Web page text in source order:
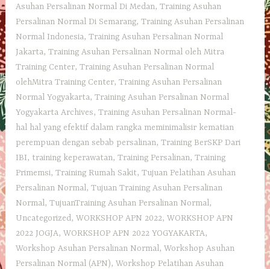
Asuhan Persalinan Normal Di Medan,Training Asuhan
Persalinan Normal Di Semarang,Training Asuhan Persalinan
Normal Indonesia,Training Asuhan Persalinan Normal
Jakarta,Training Asuhan Persalinan Normal oleh Mitra
Training Center,Training Asuhan Persalinan Normal
olehMitra Training Center,Training Asuhan Persalinan
Normal Yogyakarta,Training Asuhan Persalinan Normal
Yogyakarta Archives,Training Asuhan Persalinan Normal-
hal hal yang efektif dalam rangka meminimalisir kematian
perempuan dengan sebab persalinan,Training BerSKP Dari
IBI, training keperawatan,Training Persalinan,Training
Primemsi,Training Rumah Sakit,Tujuan Pelatihan Asuhan
Persalinan Normal,Tujuan Training Asuhan Persalinan
Normal,TujuanTraining Asuhan Persalinan Normal,
Uncategorized,WORKSHOP APN 2022,WORKSHOP APN
2022 JOGJA,WORKSHOP APN 2022 YOGYAKARTA,
Workshop Asuhan Persalinan Normal,Workshop Asuhan
Persalinan Normal (APN),Workshop Pelatihan Asuhan